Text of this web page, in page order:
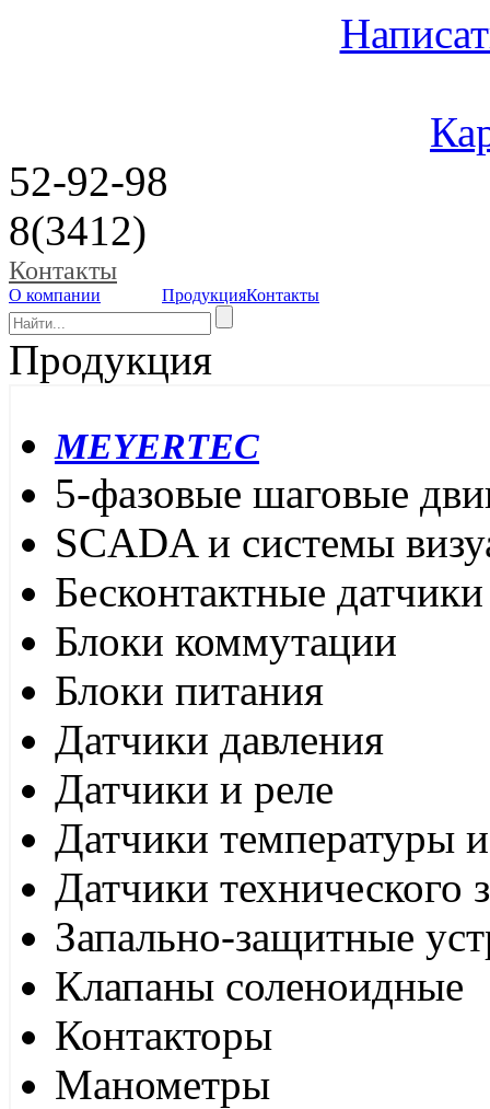
52-92-98
8(3412)
Контакты
О компании ПродукцияКонтакты
Продукция
MEYERTEC
5-фазовые шаговые
SCADA и системы
Бесконтактные датчики
Блоки коммутации
Блоки питания
Датчики давления
Датчики и реле
Датчики температуры
Датчики технического
Запально-защитные
Клапаны соленоидные
Контакторы
Манометры